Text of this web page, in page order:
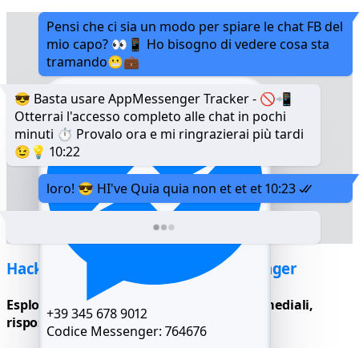
+39 345 678 9012
Codice Messenger: 764676
Pensi che ci sia un modo per spiare le chat FB del
mio capo? 👀📱 Ho bisogno di vedere cosa sta
tramando😬💼
😎 Basta usare AppMessenger Tracker - 🚫📲
Otterrai l'accesso completo alle chat in pochi
minuti ⏱️ Provalo ora e mi ringrazierai più tardi
😉💡 10:22
loro! 😎 HI've Quia quia non et et et10:23
Hackera le chat di Facebook Messenger
Esplora tutte le chat con contenuti multimediali,
risposte e file